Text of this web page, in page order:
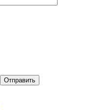
Отправить